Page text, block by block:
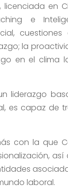
licenciada en
e
la
en el clima
liderazgo
es capaz de
con la que
laboral.